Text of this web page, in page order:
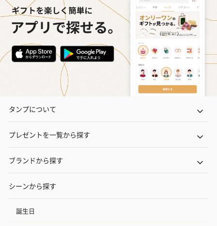
タンプについて
プレゼントを一覧から探す
ブランドから探す
シーンから探す
誕生日